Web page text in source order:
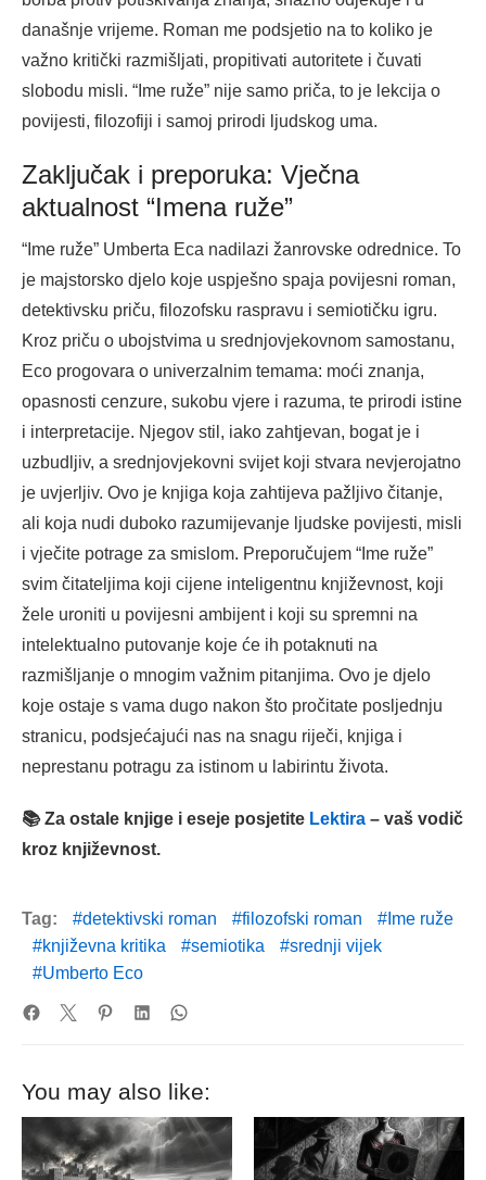
današnje vrijeme. Roman me podsjetio na to koliko je
važno kritički razmišljati, propitivati autoritete i čuvati
slobodu misli. “Ime ruže” nije samo priča, to je lekcija o
povijesti, filozofiji i samoj prirodi ljudskog uma.
Zaključak i preporuka: Vječna
aktualnost “Imena ruže”
“Ime ruže” Umberta Eca nadilazi žanrovske odrednice. To
je majstorsko djelo koje uspješno spaja povijesni roman,
detektivsku priču, filozofsku raspravu i semiotičku igru.
Kroz priču o ubojstvima u srednjovjekovnom samostanu,
Eco progovara o univerzalnim temama: moći znanja,
opasnosti cenzure, sukobu vjere i razuma, te prirodi istine
i interpretacije. Njegov stil, iako zahtjevan, bogat je i
uzbudljiv, a srednjovjekovni svijet koji stvara nevjerojatno
je uvjerljiv. Ovo je knjiga koja zahtijeva pažljivo čitanje,
ali koja nudi duboko razumijevanje ljudske povijesti, misli
i vječite potrage za smislom. Preporučujem “Ime ruže”
svim čitateljima koji cijene inteligentnu književnost, koji
žele uroniti u povijesni ambijent i koji su spremni na
intelektualno putovanje koje će ih potaknuti na
razmišljanje o mnogim važnim pitanjima. Ovo je djelo
koje ostaje s vama dugo nakon što pročitate posljednju
stranicu, podsjećajući nas na snagu riječi, knjiga i
neprestanu potragu za istinom u labirintu života.
📚 Za ostale knjige i eseje posjetite Lektira – vaš vodič
kroz književnost.
Tag: detektivski roman filozofski roman
Ime ruže
književna kritika
semiotika
srednji vijek
Umberto Eco
You may also like: